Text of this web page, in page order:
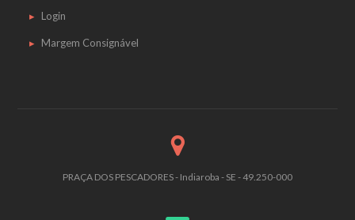
Login
Margem Consignável
PRAÇA DOS PESCADORES - Indiaroba - SE - 49.250-000